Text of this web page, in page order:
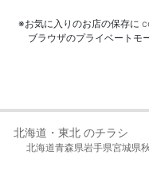
※お気に入りのお店の保存に
ブラウザのプライベートモ
北海道・東北 のチラシ
北海道青森県岩手県宮城県